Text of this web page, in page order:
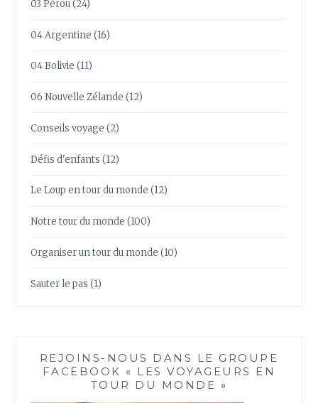
03 Pérou(24)
04 Argentine (16)
04 Bolivie (11)
06 Nouvelle Zélande (12)
Conseils voyage (2)
Défis d'enfants (12)
Le Loup en tour du monde (12)
Notre tour du monde (100)
Organiser un tour du monde (10)
Sauter le pas (1)
REJOINS-NOUS DANS LE GROUPE
FACEBOOK « LES VOYAGEURS EN
TOUR DU MONDE »